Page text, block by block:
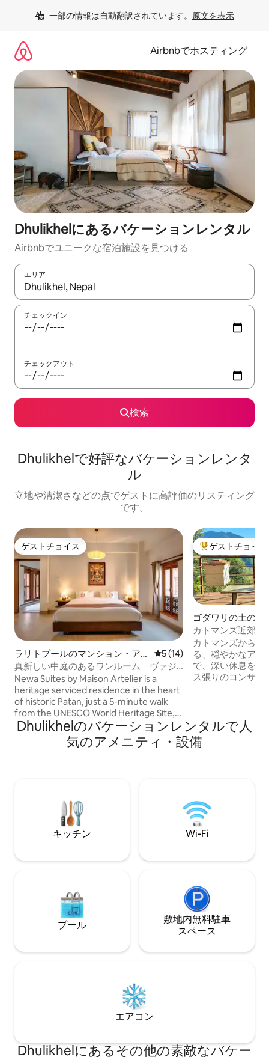
一部の情報は自動翻訳されています。 原文を表示
Airbnbでホスティング
Dhulikhelにあるバケーションレンタル
Airbnbでユニークな宿泊施設を見つける
エリア
検索結果が表示されたら、上下の矢印キーを使って移動するか
チェックイン
チェックアウト
検索
Dhulikhelで好評なバケーションレンタ
ル
立地や清潔さなどの点でゲストに高評価のリスティング
です。
ゲストチョイス
ゲストチョイス
ラリトプールのマンション・アパ
ート
レビュー14件、5つ星中5つ
5 (14)
真新しい中庭のあるワンルーム｜ヴァジ
ュラ
Newa Suites by Maison Artelier is a
heritage serviced residence in the heart
of historic Patan, just a 5-minute walk
from the UNESCO World Heritage Site,
Patan Durbar Square. Owned by one of
Patan’s original Newa families, this
beautifully restored brick building with
大好評のゲスト
ゲストチョイス
ゴダワリの土の家
カトマンズ近郊の
ッグのサンクチュ
カトマンズから
る、穏やかなアー
で、深い休息をお
ス張りのコンサバ
たっぷりの宿泊
目を覚まし、ヒマ
らお茶を飲んだり
ークな聖域で、心
充電しましょう。
Dhulikhelのバケーションレンタルで人
気のアメニティ・設備
キッチン Wi-Fi
プール
敷地内無料駐⁠車
ス⁠ペ⁠ー⁠ス
エアコン
Dhulikhelにあるその他の素敵なバケー